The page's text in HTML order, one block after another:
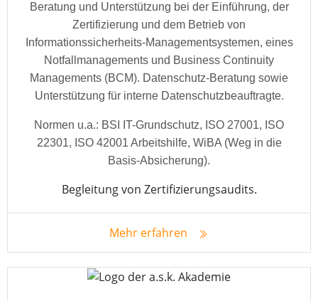
Beratung und Unterstützung bei der Einführung, der
Zertifizierung und dem Betrieb von
Informationssicherheits-Managementsystemen, eines
Notfallmanagements und Business Continuity
Managements (BCM). Datenschutz-Beratung sowie
Unterstützung für interne Datenschutzbeauftragte.
Normen u.a.: BSI IT-Grundschutz, ISO 27001, ISO
22301, ISO 42001 Arbeitshilfe, WiBA (Weg in die
Basis-Absicherung).
Begleitung von Zertifizierungsaudits.
Mehr erfahren